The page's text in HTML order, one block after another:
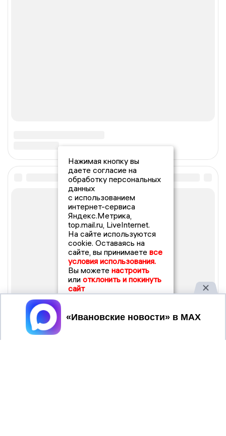
Нажимая кнопку вы
даете согласие на
обработку персональных
данных
с использованием
интернет-сервиса
Яндекс.Метрика,
top.mail.ru, LiveInternet.
На сайте используются
cookie. Оставаясь на
сайте, вы принимаете все
условия использования.
Вы можете настроить
или отклонить и покинуть
сайт
Принять